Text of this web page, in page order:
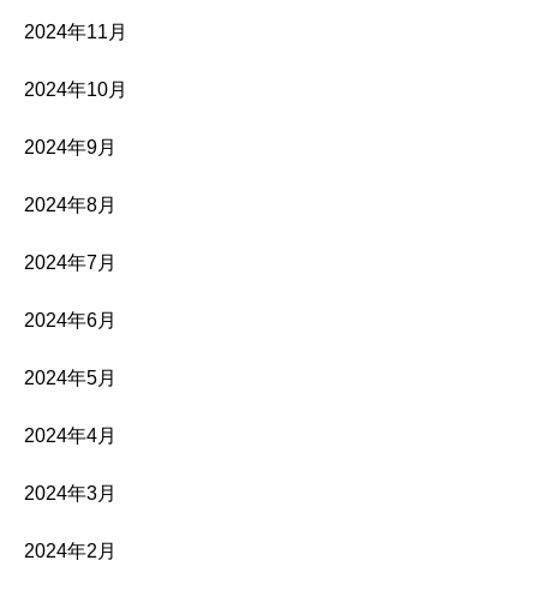
2024年11月
2024年10月
2024年9月
2024年8月
2024年7月
2024年6月
2024年5月
2024年4月
2024年3月
2024年2月